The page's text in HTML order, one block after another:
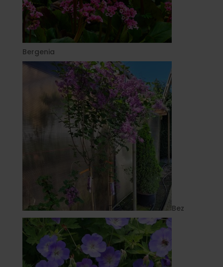
Bergenia
Bez